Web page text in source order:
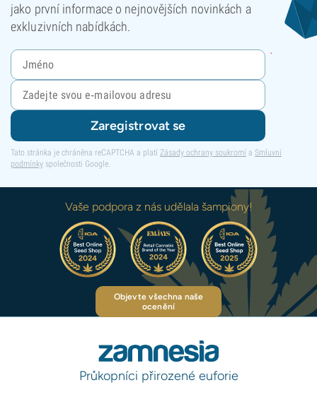
jako první informace o nejnovějších novinkách a
exkluzivních nabídkách.
Zaregistrovat se
Tato stránka je chráněna reCAPTCHA a platí Zásady ochrany soukromí a Smluvní
podmínky společnosti Google.
Vaše podpora z nás udělala šampiony!
Objevte všechna naše
ocenění
Průkopníci přirozené euforie